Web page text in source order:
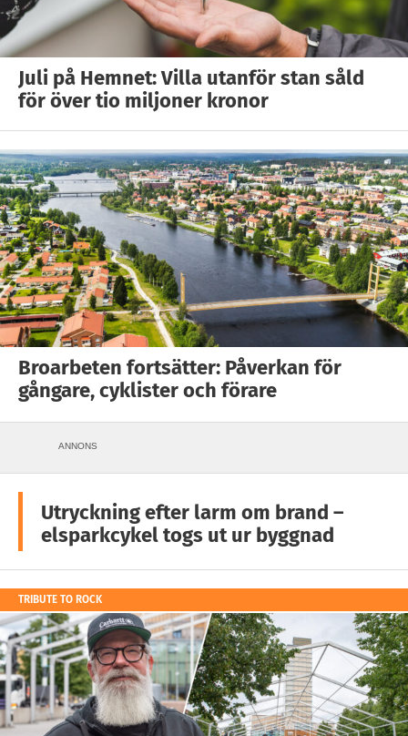
Juli på Hemnet: Villa utanför stan såld
för över tio miljoner kronor
Broarbeten fortsätter: Påverkan för
gångare, cyklister och förare
ANNONS
Utryckning efter larm om brand –
elsparkcykel togs ut ur byggnad
TRIBUTE TO ROCK